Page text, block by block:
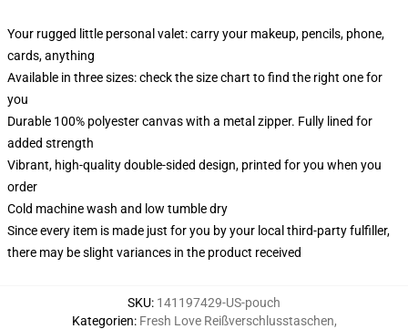
Your rugged little personal valet: carry your makeup, pencils, phone,
cards, anything
Available in three sizes: check the size chart to find the right one for
you
Durable 100% polyester canvas with a metal zipper. Fully lined for
added strength
Vibrant, high-quality double-sided design, printed for you when you
order
Cold machine wash and low tumble dry
Since every item is made just for you by your local third-party fulfiller,
there may be slight variances in the product received
SKU: 141197429-US-pouch
Kategorien: Fresh Love Reißverschlusstaschen,